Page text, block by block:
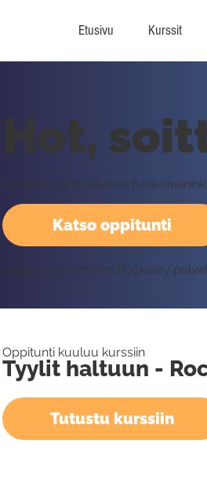
Etusivu Kurssit
Katso oppitunti
Hot,
Asiallisen groovaavaa funk-
Vaatii kirjautumisen Rockway
Oppitunti kuuluu kurssiin
Tyylit haltuun -
Tutustu kurssiin